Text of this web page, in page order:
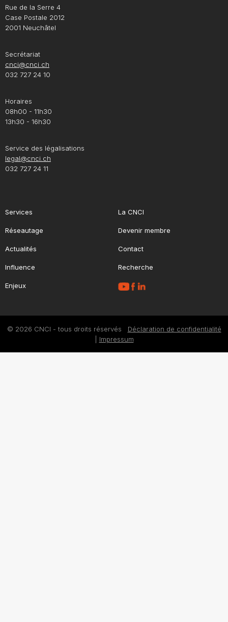
Rue de la Serre 4
Case Postale 2012
2001 Neuchâtel
Secrétariat
cnci@cnci.ch
032 727 24 10
Horaires
08h00 - 11h30
13h30 - 16h30
Service des légalisations
legal@cnci.ch
032 727 24 11
Services
Réseautage
Actualités
Influence
Enjeux
La CNCI
Devenir membre
Contact
Recherche
© 2026 CNCI - tous droits réservés Déclaration de confidentialité
Impressum